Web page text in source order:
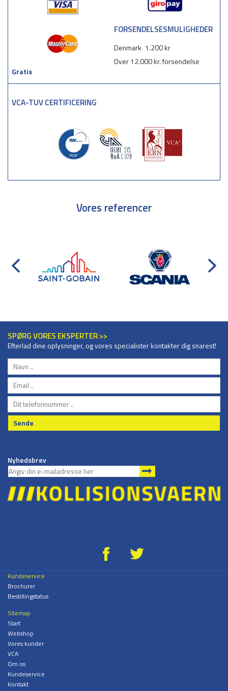
FORSENDELSESMULIGHEDER
Denmark 1.200 kr
Over 12.000 kr. forsendelse
Gratis
VCA-TUV CERTIFICERING
Vores referencer
SPØRG VORES EKSPERTER >>
Efterlad dine oplysninger, og vores specialister kontakter dig snarest!
Sende
Nyhedsbrev
g *
Kundeservice
Brochurer
Bestillingstatus
Sitemap
Start
Webshop
Vores kunder
VCA
Om os
Kundeservice
Kontakt